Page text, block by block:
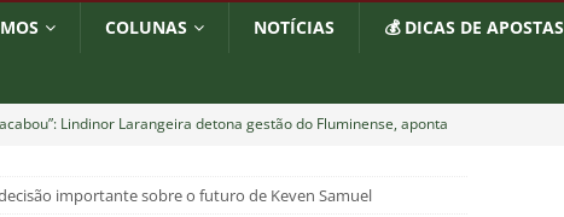
COLUNAS NOTÍCIAS 💰 DICAS DE APOSTAS
Lindinor Larangeira detona gestão do Fluminense, aponta
do Fluminense se incomodam com escolhas de Zubeldía
importante sobre o futuro de Keven Samuel